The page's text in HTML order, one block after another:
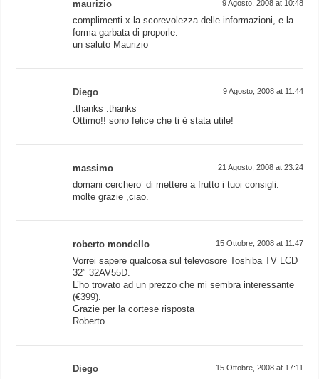
maurizio 9 Agosto, 2008 at 10:48
complimenti x la scorevolezza delle informazioni, e la
forma garbata di proporle.
un saluto Maurizio
Diego 9 Agosto, 2008 at 11:44
:thanks :thanks
Ottimo!! sono felice che ti è stata utile!
massimo 21 Agosto, 2008 at 23:24
domani cerchero’ di mettere a frutto i tuoi consigli.
molte grazie ,ciao.
roberto mondello 15 Ottobre, 2008 at 11:47
Vorrei sapere qualcosa sul televosore Toshiba TV LCD
32″ 32AV55D.
L’ho trovato ad un prezzo che mi sembra interessante
(€399).
Grazie per la cortese risposta
Roberto
Diego 15 Ottobre, 2008 at 17:11